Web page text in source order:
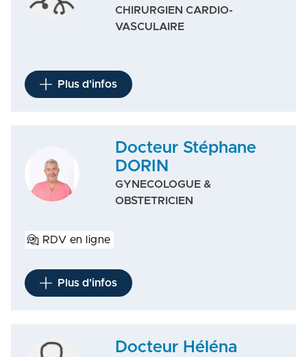
CHIRURGIEN CARDIO-
VASCULAIRE
Plus d'infos
Docteur Stéphane
DORIN
GYNECOLOGUE &
OBSTETRICIEN
RDV en ligne
Plus d'infos
Docteur Héléna